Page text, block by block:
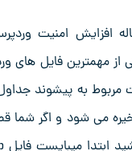
افزایش امنیت
از مهمترین فایل های
مربوط به پیشوند
می شود و اگر شما